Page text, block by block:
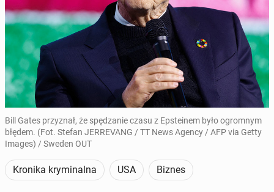
Bill Gates przyznał, że spędzanie czasu z Epsteinem było ogromnym
błędem. (Fot. Stefan JERREVANG / TT News Agency / AFP via Getty
Images) / Sweden OUT
Kronika kryminalna USA Biznes